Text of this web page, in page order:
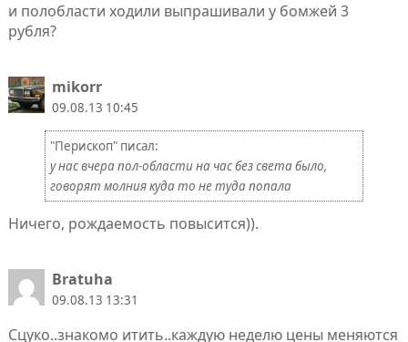
и полобласти ходили выпрашивали у бомжей 3
рубля?
mikorr
09.08.13 10:45
"Перископ" писал:
у нас вчера пол-области на час без света было,
говорят молния куда то не туда попала
Ничего, рождаемость повысится)).
Bratuha
09.08.13 13:31
Сцуко..знакомо итить..каждую неделю цены меняются